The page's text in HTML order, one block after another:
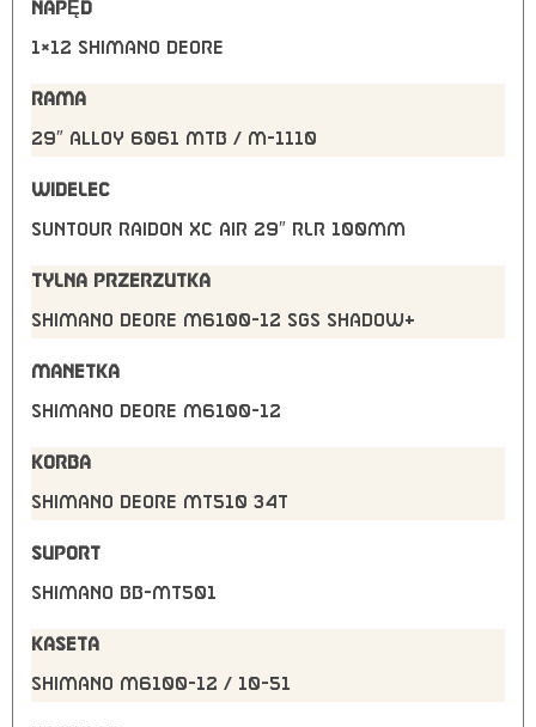
NAPĘD
1×12 Shimano Deore
RAMA
29″ Alloy 6061 MTB / M-1110
WIDELEC
Suntour Raidon XC Air 29″ RLR 100mm
TYLNA PRZERZUTKA
Shimano Deore M6100-12 SGS shadow+
MANETKA
Shimano Deore M6100-12
KORBA
Shimano Deore MT510 34T
SUPORT
Shimano BB-MT501
KASETA
Shimano M6100-12 / 10-51